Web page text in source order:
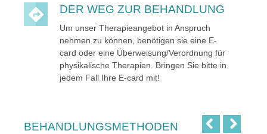
DER WEG ZUR BEHANDLUNG
Um unser Therapieangebot in Anspruch
nehmen zu können, benötigen sie eine E-
card oder eine Überweisung/Verordnung für
physikalische Therapien. Bringen Sie bitte in
jedem Fall Ihre E-card mit!
BEHANDLUNGSMETHODEN